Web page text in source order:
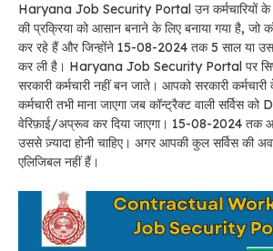
Haryana Job Security Portal उन कर्मचारियों के
की प्रक्रिया को आसान बनाने के लिए बनाया गया है, जो
कर रहे हैं और जिन्होंने 15-08-2024 तक 5 साल या उससे
कर ली है। Haryana Job Security Portal पर
सरकारी कर्मचारी नहीं बन जाते। आपको सरकारी
कर्मचारी तभी माना जाएगा जब कॉन्ट्रैक्ट वाली सर्विस
वेरिफ़ाई/अप्रूव कर दिया जाएगा। 15-08-2024 तक
उससे ज़्यादा होनी चाहिए। अगर आपकी कुल सर्विस की
एलिजिबल नहीं हैं।